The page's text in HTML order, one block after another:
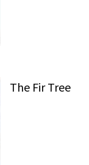
The Fir Tree